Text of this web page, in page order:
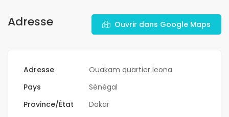
Adresse Ouvrir dans Google Maps
Adresse
Ouakam quartier leona
Pays
Sénégal
Province/État
Dakar